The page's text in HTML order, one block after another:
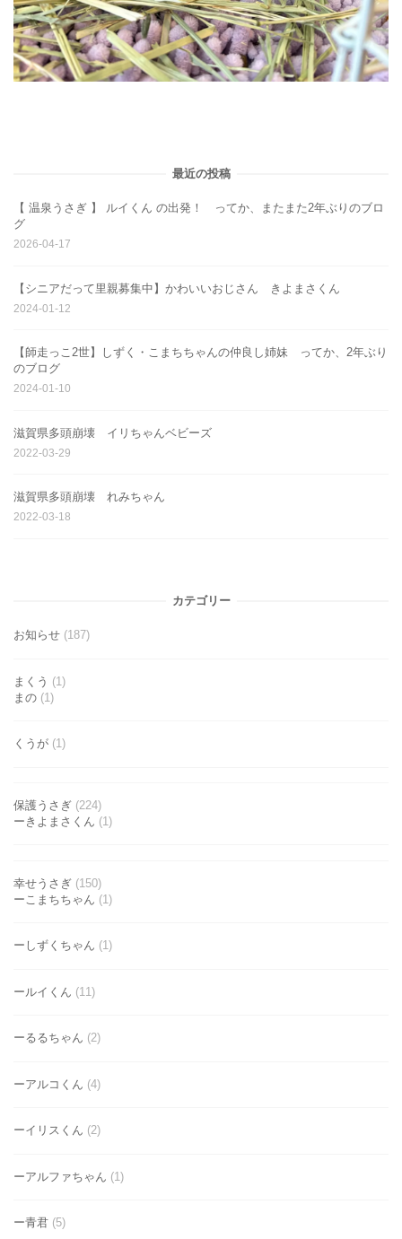
最近の投稿
【 温泉うさぎ 】 ルイくん の出発！ ってか、またまた2年ぶりのブロ
グ
2026-04-17
【シニアだって里親募集中】かわいいおじさん きよまさくん
2024-01-12
【師走っこ2世】しずく・こまちちゃんの仲良し姉妹 ってか、2年ぶり
のブログ
2024-01-10
滋賀県多頭崩壊 イリちゃんベビーズ
2022-03-29
滋賀県多頭崩壊 れみちゃん
2022-03-18
カテゴリー
お知らせ (187)
まくう (1)
まの (1)
くうが (1)
保護うさぎ (224)
ーきよまさくん (1)
幸せうさぎ (150)
ーこまちちゃん (1)
ーしずくちゃん (1)
ールイくん (11)
ーるるちゃん (2)
ーアルコくん (4)
ーイリスくん (2)
ーアルファちゃん (1)
ー青君 (5)